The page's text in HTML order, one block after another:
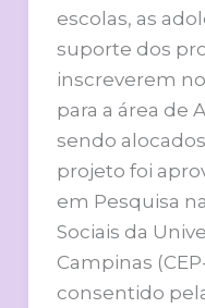
escolas, as
suporte dos
inscreverem
para a área de
sendo
projeto foi
em Pesquisa
Sociais da
Campinas
consentido